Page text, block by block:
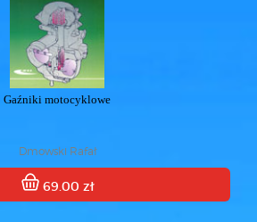
Gaźniki motocyklowe
Dmowski Rafał
69.00 zł